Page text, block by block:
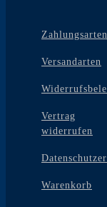
Zahlungsarten
Versandarten
Vertrag
widerrufen
Warenkorb